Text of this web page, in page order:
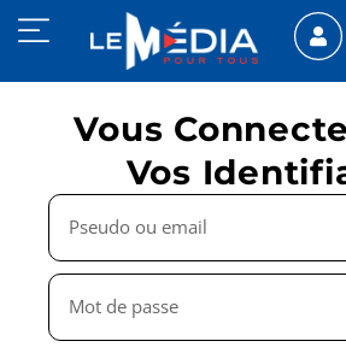
Vous
Vos